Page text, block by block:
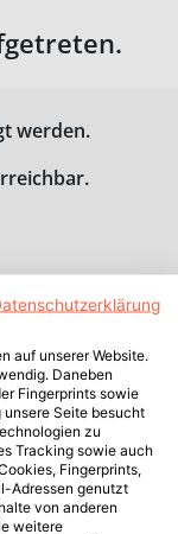
werden.
auf unserer Website.
Daneben
Fingerprints sowie
Seite besucht
zu
Tracking sowie auch
Fingerprints,
Adressen genutzt
von anderen
weitere